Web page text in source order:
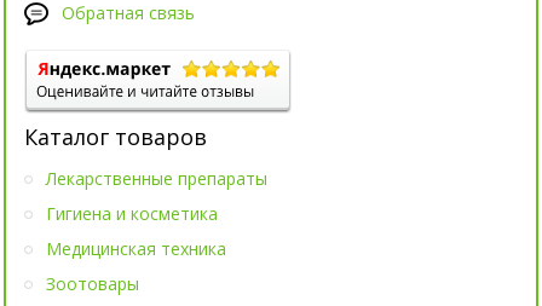
Обратная связь
Каталог товаров
Лекарственные препараты
Гигиена и косметика
Медицинская техника
Зоотовары